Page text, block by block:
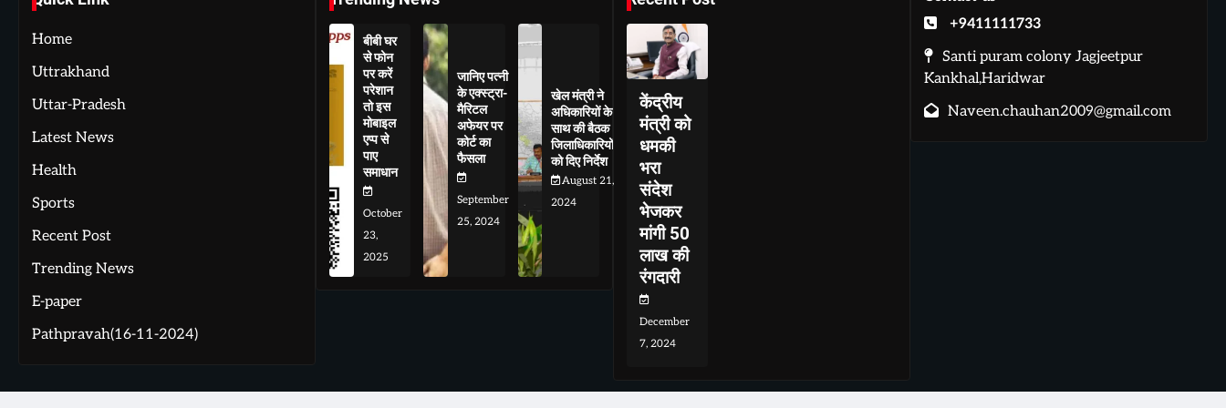
Home
Uttrakhand
Uttar-Pradesh
Latest News
Health
Sports
Recent Post
Trending News
E-paper
Pathpravah(16-11-2024)
बीबी घर
से फोन
पर करें
परेशान
तो इस
मोबाइल
एप्प से
पाए
समाधान
October
23,
2025
जानिए पत्नी
के एक्स्ट्रा-
मैरिटल
अफेयर पर
कोर्ट का
फैसला
September
25, 2024
खेल मंत्री ने
अधिकारियों के
साथ की बैठक
जिलाधिकारियों
को दिए निर्देश
August 21,
2024
केंद्रीय
मंत्री को
धमकी
भरा
संदेश
भेजकर
मांगी 50
लाख की
रंगदारी
December
7, 2024
+9411111733
Santi puram colony Jagjeetpur
Kankhal,Haridwar
Naveen.chauhan2009@gmail.com